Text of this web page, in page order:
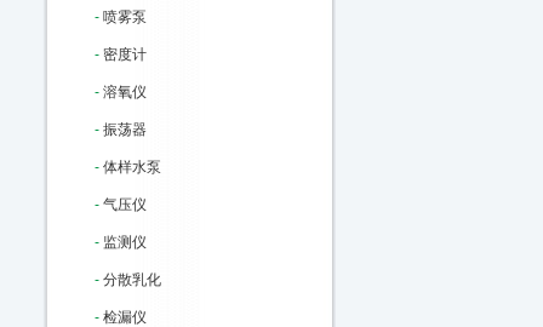
- 喷雾泵
- 密度计
- 溶氧仪
- 振荡器
- 体样水泵
- 气压仪
- 监测仪
- 分散乳化
- 检漏仪